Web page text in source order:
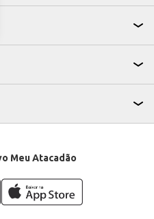
Meu Atacadão